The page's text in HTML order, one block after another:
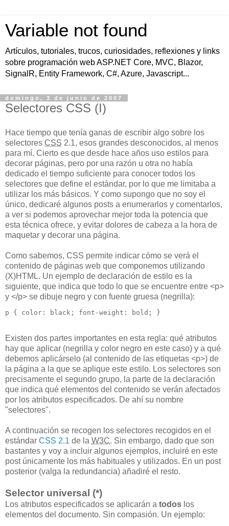
Variable not found
Artículos, tutoriales, trucos, curiosidades, reflexiones y links
sobre programación web ASP.NET Core, MVC, Blazor,
SignalR, Entity Framework, C#, Azure, Javascript...
domingo, 3 de junio de 2007
Selectores CSS (I)
Hace tiempo que tenía ganas de escribir algo sobre los
selectores CSS 2.1, esos grandes desconocidos, al menos
para mí. Cierto es que desde hace años uso estilos para
decorar páginas, pero por una razón u otra no había
dedicado el tiempo suficiente para conocer todos los
selectores que define el estándar, por lo que me limitaba a
utilizar los más básicos. Y como supongo que no soy el
único, dedicaré algunos posts a enumerarlos y comentarlos,
a ver si podemos aprovechar mejor toda la potencia que
esta técnica ofrece, y evitar dolores de cabeza a la hora de
maquetar y decorar una página.
Como sabemos, CSS permite indicar cómo se verá el
contenido de páginas web que componemos utilizando
(X)HTML. Un ejemplo de declaración de estilo es la
siguiente, que indica que todo lo que se encuentre entre <p>
y </p> se dibuje negro y con fuente gruesa (negrilla):
p { color: black; font-weight: bold; }
Existen dos partes importantes en esta regla: qué atributos
hay que aplicar (negrilla y color negro en este caso) y a qué
debemos aplicárselo (al contenido de las etiquetas <p>) de
la página a la que se aplique este estilo. Los selectores son
precisamente el segundo grupo, la parte de la declaración
que indica qué elementos del contenido se verán afectados
por los atributos especificados. De ahí su nombre
"selectores".
A continuación se recogen los selectores recogidos en el
estándar CSS 2.1 de la W3C. Sin embargo, dado que son
bastantes y voy a incluir algunos ejemplos, incluiré en este
post únicamente los más habituales y utilizados. En un post
posterior (valga la redundancia) añadiré el resto.
Selector universal (*)
Los atributos especificados se aplicarán a todos los
elementos del documento. Sin compasión. Un ejemplo: